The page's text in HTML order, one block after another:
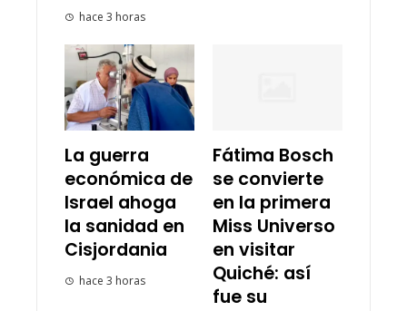
hace 3 horas
La guerra
económica de
Israel ahoga
la sanidad en
Cisjordania
hace 3 horas
Fátima Bosch
se convierte
en la primera
Miss Universo
en visitar
Quiché: así
fue su